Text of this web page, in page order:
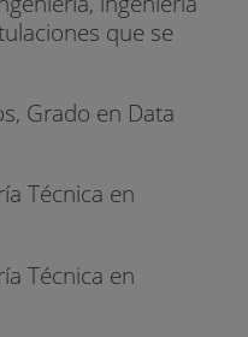
que se
Grado en Data
Técnica en
Técnica en